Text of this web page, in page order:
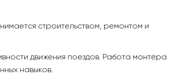
строительством, ремонтом и
движения поездов. Работа монтёра
навыков.